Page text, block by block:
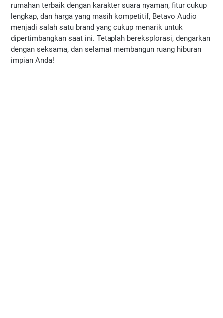
rumahan terbaik dengan karakter suara nyaman, fitur cukup
lengkap, dan harga yang masih kompetitif, Betavo Audio
menjadi salah satu brand yang cukup menarik untuk
dipertimbangkan saat ini. Tetaplah bereksplorasi, dengarkan
dengan seksama, dan selamat membangun ruang hiburan
impian Anda!